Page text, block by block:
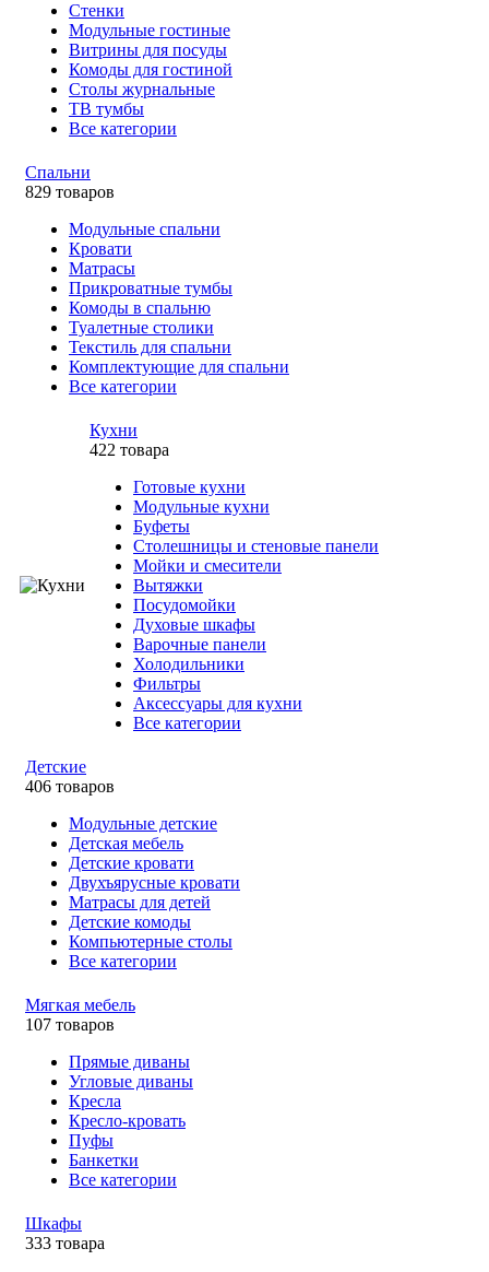
Стенки
Модульные гостиные
Витрины для посуды
Комоды для гостиной
Столы журнальные
ТВ тумбы
Все категории
Спальни
829 товаров
Модульные спальни
Кровати
Матрасы
Прикроватные тумбы
Комоды в спальню
Туалетные столики
Текстиль для спальни
Комплектующие для спальни
Все категории
Кухни
422 товара
Готовые кухни
Модульные кухни
Буфеты
Столешницы и стеновые панели
Мойки и смесители
Вытяжки
Посудомойки
Духовые шкафы
Варочные панели
Холодильники
Фильтры
Аксессуары для кухни
Все категории
Детские
406 товаров
Модульные детские
Детская мебель
Детские кровати
Двухъярусные кровати
Матрасы для детей
Детские комоды
Компьютерные столы
Все категории
Мягкая мебель
107 товаров
Прямые диваны
Угловые диваны
Кресла
Кресло-кровать
Пуфы
Банкетки
Все категории
Шкафы
333 товара